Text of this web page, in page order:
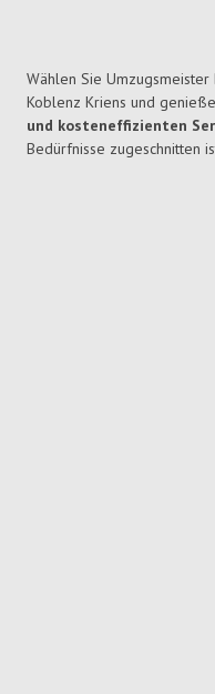
Wählen Sie
Koblenz Kriens und
und kosteneffizienten
Bedürfnisse zugeschnitten